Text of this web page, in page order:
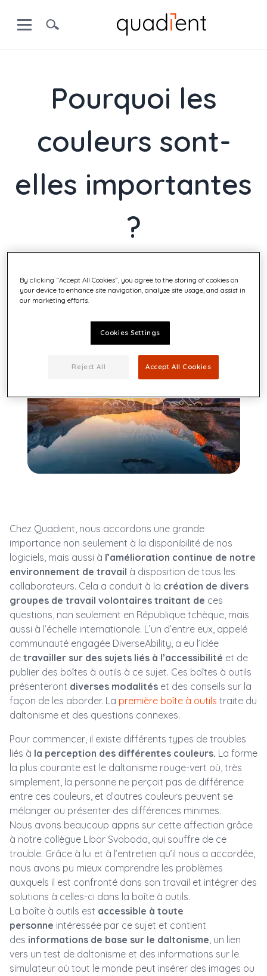
Pourquoi les
couleurs sont-
elles importantes
?
lundi 5 juin 2023
Chez Quadient, nous accordons une grande
importance non seulement à la disponibilité de nos
logiciels, mais aussi à l’amélioration continue de notre
environnement de travail à disposition de tous les
collaborateurs. Cela a conduit à la création de divers
groupes de travail volontaires traitant de ces
questions, non seulement en République tchèque, mais
aussi à l’échelle internationale. L’un d’entre eux, appelé
communauté engagée DiverseAbility, a eu l’idée
de travailler sur des sujets liés à l’accessibilité et de
publier des boîtes à outils à ce sujet. Ces boîtes à outils
présenteront diverses modalités et des conseils sur la
façon de les aborder. La première boîte à outils traite du
daltonisme et des questions connexes.
Pour commencer, il existe différents types de troubles
liés à la perception des différentes couleurs. La forme
la plus courante est le daltonisme rouge-vert où, très
simplement, la personne ne perçoit pas de différence
entre ces couleurs, et d’autres couleurs peuvent se
mélanger ou présenter des différences minimes.
Nous avons beaucoup appris sur cette affection grâce
à notre collègue Libor Svoboda, qui souffre de ce
trouble. Grâce à lui et à l’entretien qu’il nous a accordée,
nous avons pu mieux comprendre les problèmes
auxquels il est confronté dans son travail et intégrer des
solutions à celles-ci dans la boîte à outils.
La boîte à outils est accessible à toute
personne intéressée par ce sujet et contient
des informations de base sur le daltonisme, un lien
vers un test de daltonisme et des informations sur le
simulateur où tout le monde peut insérer des images ou
By clicking “Accept All Cookies”, you agree to the storing of cookies on
your device to enhance site navigation, analyze site usage, and assist in
our marketing efforts.
Cookies Settings
Reject All Accept All Cookies